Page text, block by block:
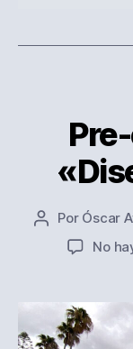
Autor
Por Óscar
No